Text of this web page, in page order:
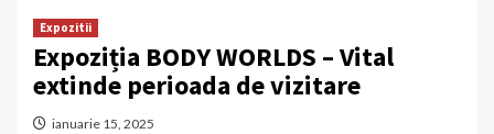
Expozitii
Expoziția BODY WORLDS – Vital
extinde perioada de vizitare
ianuarie 15, 2025